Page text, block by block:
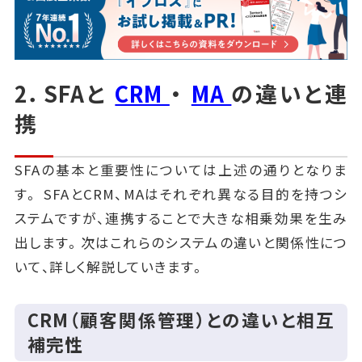
2．SFAと CRM ・ MA の違いと連
携
SFAの基本と重要性については上述の通りとなりま
す。 SFAとCRM、MAはそれぞれ異なる目的を持つシ
ステムですが、連携することで大きな相乗効果を生み
出します。次はこれらのシステムの違いと関係性につ
いて、詳しく解説していきます。
CRM（顧客関係管理）との違いと相互
補完性